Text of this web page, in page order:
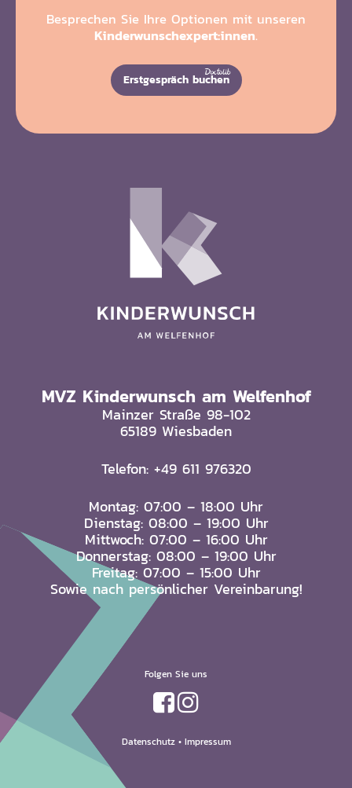
Besprechen Sie Ihre Optionen mit unseren
Kinderwunschexpert:innen.
Erstgespräch buchen
MVZ Kinderwunsch am Welfenhof
Mainzer Straße 98-102
65189 Wiesbaden
Telefon: +49 611 976320
Montag: 07:00 – 18:00 Uhr
Dienstag: 08:00 – 19:00 Uhr
Mittwoch: 07:00 – 16:00 Uhr
Donnerstag: 08:00 – 19:00 Uhr
Freitag: 07:00 – 15:00 Uhr
Sowie nach persönlicher Vereinbarung!
Datenschutz• Impressum
Folgen Sie uns